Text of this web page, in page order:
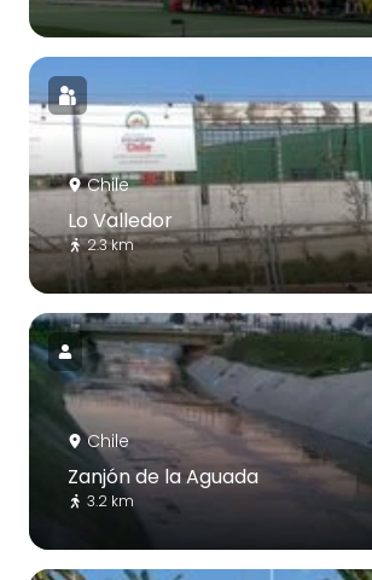
Chile
Lo Valledor
2.3 km
Chile
Zanjón de la Aguada
3.2 km